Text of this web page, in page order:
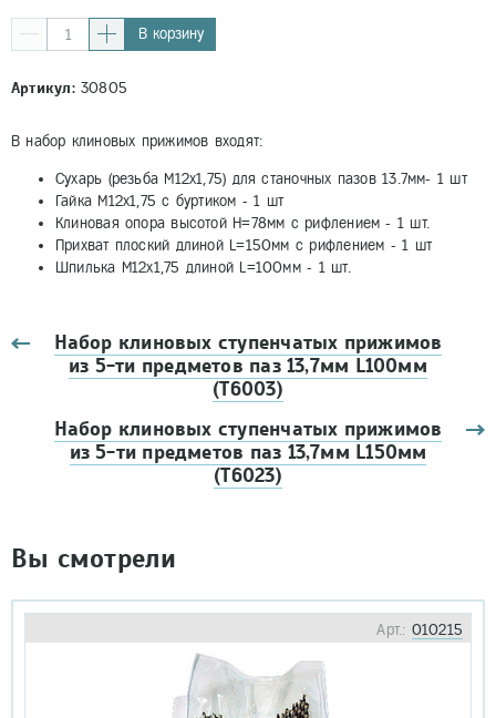
В корзину
Артикул:30805
В набор клиновых прижимов входят:
Сухарь (резьба М12х1,75) для станочных пазов 13.7мм- 1 шт
Гайка М12х1,75 с буртиком - 1 шт
Клиновая опора высотой H=78мм с рифлением - 1 шт.
Прихват плоский длиной L=150мм с рифлением - 1 шт
Шпилька М12х1,75 длиной L=100мм - 1 шт.
Набор клиновых ступенчатых прижимов
из 5-ти предметов паз 13,7мм L100мм
(T6003)
Набор клиновых ступенчатых прижимов
из 5-ти предметов паз 13,7мм L150мм
(T6023)
Вы смотрели
Арт.: 010215